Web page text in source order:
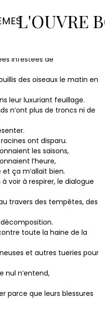
L'OUVRE
sont bien morts,
infestées de
des oiseaux le matin en
leur luxuriant feuillage.
n’ont plus de troncs ni de
ont disparu.
les saisons,
l’heure,
ça m’allait bien.
à voir à respirer, le dialogue
travers des tempêtes, des
toute la haine de la
et autres tueries pour
nul n’entend,
parce que leurs blessures